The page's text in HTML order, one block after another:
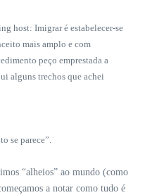
host: Imigrar é estabelecer-se
mais amplo e com
peço emprestada a
alguns trechos que achei
se parece”.
“alheios” ao mundo (como
a notar como tudo é